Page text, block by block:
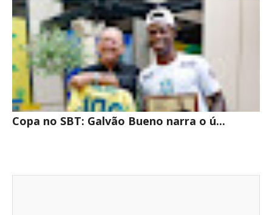
Copa no SBT: Galvão Bueno narra o ú...